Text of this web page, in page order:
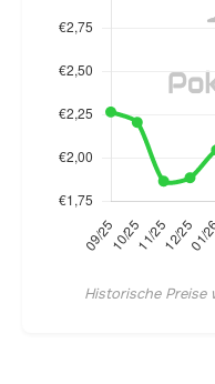
Historische Preise